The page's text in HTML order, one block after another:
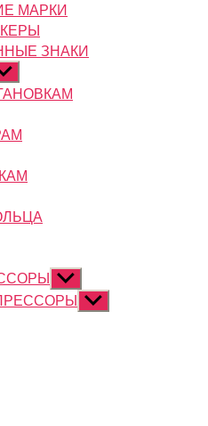
МАРКИ
ЗНАКИ
Показывать
подменюПоказывать
подменю